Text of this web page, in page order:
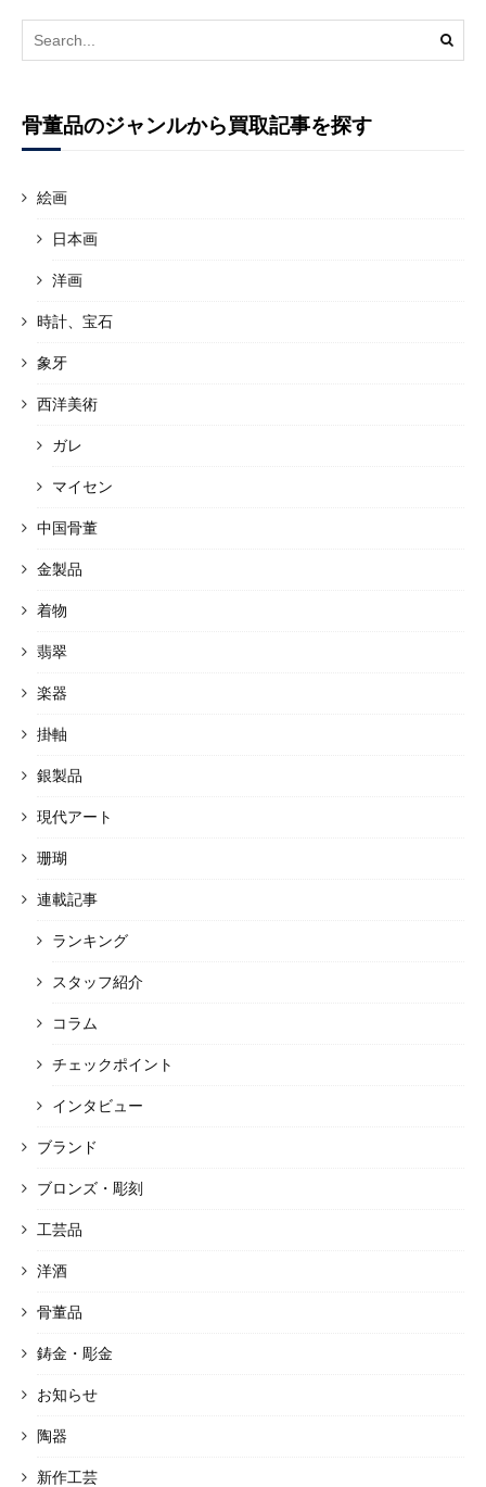
Search
for:
骨董品のジャンルから買取記事を探す
絵画
日本画
洋画
時計、宝石
象牙
西洋美術
ガレ
マイセン
中国骨董
金製品
着物
翡翠
楽器
掛軸
銀製品
現代アート
珊瑚
連載記事
ランキング
スタッフ紹介
コラム
チェックポイント
インタビュー
ブランド
ブロンズ・彫刻
工芸品
洋酒
骨董品
鋳金・彫金
お知らせ
陶器
新作工芸